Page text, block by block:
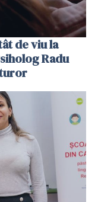
de viu la
Radu